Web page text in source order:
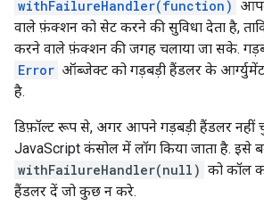
withFailureHandler(function)
वाले फ़ंक्शन को सेट करने की सुविधा देता है,
करने वाले फ़ंक्शन की जगह चलाया जा सके.
Error ऑब्जेक्ट को गड़बड़ी हैंडलर के आर्ग्युमेंट
है.
डिफ़ॉल्ट रूप से, अगर आपने गड़बड़ी हैंडलर नहीं
JavaScript कंसोल में लॉग किया जाता है. इसे
withFailureHandler(null) को कॉल
हैंडलर दें जो कुछ न करे.